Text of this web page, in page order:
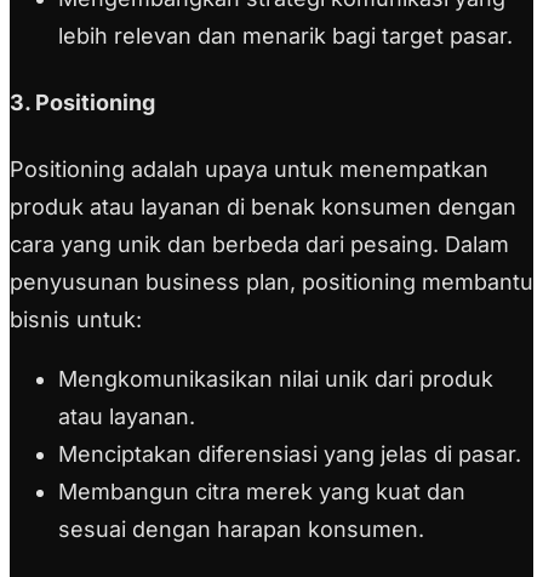
lebih relevan dan menarik bagi target pasar.
3. Positioning
Positioning adalah upaya untuk menempatkan
produk atau layanan di benak konsumen dengan
cara yang unik dan berbeda dari pesaing. Dalam
penyusunan business plan, positioning membantu
bisnis untuk:
Mengkomunikasikan nilai unik dari produk
atau layanan.
Menciptakan diferensiasi yang jelas di pasar.
Membangun citra merek yang kuat dan
sesuai dengan harapan konsumen.